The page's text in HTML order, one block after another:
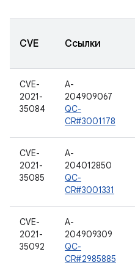
CVE Ссылки
CVE-
2021-
35084
A-
204909067
QC-
CR#3001178
CVE-
2021-
35085
A-
204012850
QC-
CR#3001331
CVE-
2021-
35092
A-
204909309
QC-
CR#2985885